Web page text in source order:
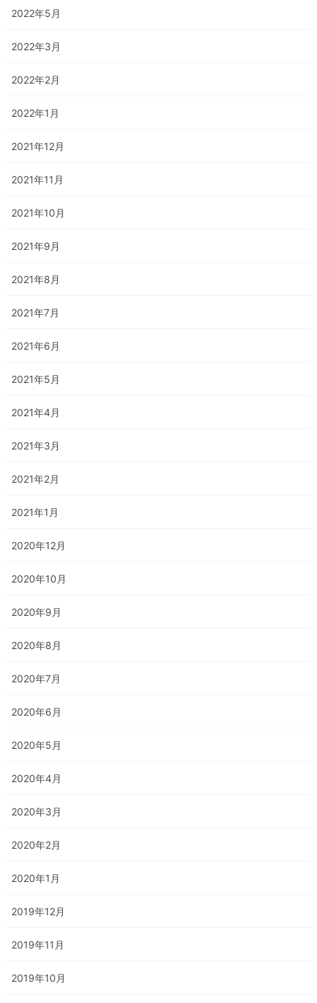
2022年5月
2022年3月
2022年2月
2022年1月
2021年12月
2021年11月
2021年10月
2021年9月
2021年8月
2021年7月
2021年6月
2021年5月
2021年4月
2021年3月
2021年2月
2021年1月
2020年12月
2020年10月
2020年9月
2020年8月
2020年7月
2020年6月
2020年5月
2020年4月
2020年3月
2020年2月
2020年1月
2019年12月
2019年11月
2019年10月